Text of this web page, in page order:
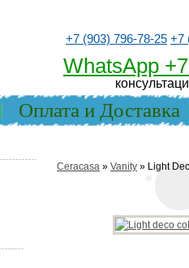
+7 (903) 796-78-25 +7
WhatsApp
Оплата и Доставка
Ceracasa » Vanity » Light